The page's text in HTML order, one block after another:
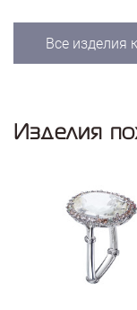
Все изделия
Изделия